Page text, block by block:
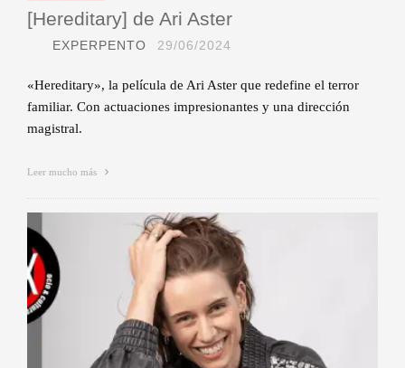
[Hereditary] de Ari Aster
EXPERPENTO 29/06/2024
«Hereditary», la película de Ari Aster que redefine el terror
familiar. Con actuaciones impresionantes y una dirección
magistral.
Leer mucho más